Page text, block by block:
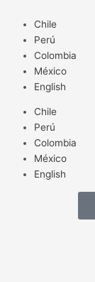
contenido
Chile
Perú
Colombia
México
English
Chile
Perú
Colombia
México
English
sector
cambiante,
diverso
y
orientado
los
consumidores